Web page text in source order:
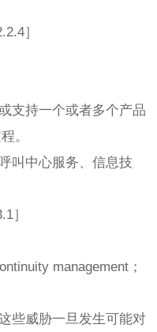
］
持一个或者多个产品
。
中心服务、信息技
］
management；
威胁一旦发生可能对